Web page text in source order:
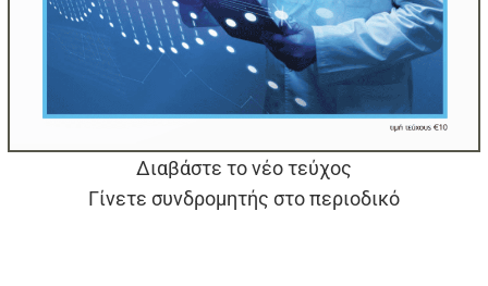
Διαβάστε το νέο τεύχος
Γίνετε συνδρομητής στο περιοδικό